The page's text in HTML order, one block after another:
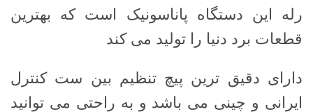
رله این دستگاه پاناسونیک است که بهترین
قطعات برد دنیا را تولید می کند
دارای دقیق ترین پیچ تنظیم بین ست کنترل
ایرانی و چینی می باشد و به راحتی می توانید